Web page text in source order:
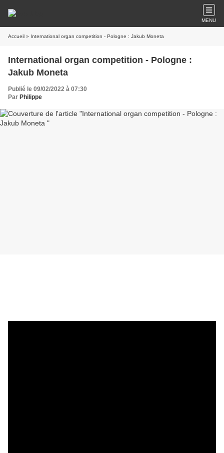
MENU
Accueil » International organ competition - Pologne : Jakub Moneta
International organ competition - Pologne :
Jakub Moneta
Publié le 09/02/2022 à 07:30
Par Philippe